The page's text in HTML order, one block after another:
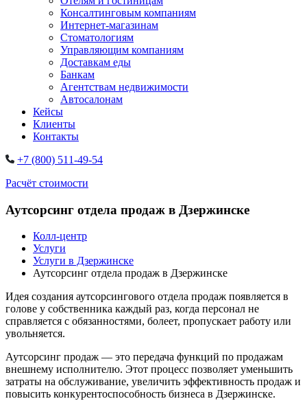
Консалтинговым компаниям
Интернет-магазинам
Стоматологиям
Управляющим компаниям
Доставкам еды
Банкам
Агентствам недвижимости
Автосалонам
Кейсы
Клиенты
Контакты
+7 (800) 511-49-54
Расчёт стоимости
Аутсорсинг отдела продаж в Дзержинске
Колл-центр
Услуги
Услуги в Дзержинске
Аутсорсинг отдела продаж в Дзержинске
Идея создания аутсорсингового отдела продаж появляется в
голове у собственника каждый раз, когда персонал не
справляется с обязанностями, болеет, пропускает работу или
увольняется.
Аутсорсинг продаж — это передача функций по продажам
внешнему исполнителю. Этот процесс позволяет уменьшить
затраты на обслуживание, увеличить эффективность продаж и
повысить конкурентоспособность бизнеса в Дзержинске.